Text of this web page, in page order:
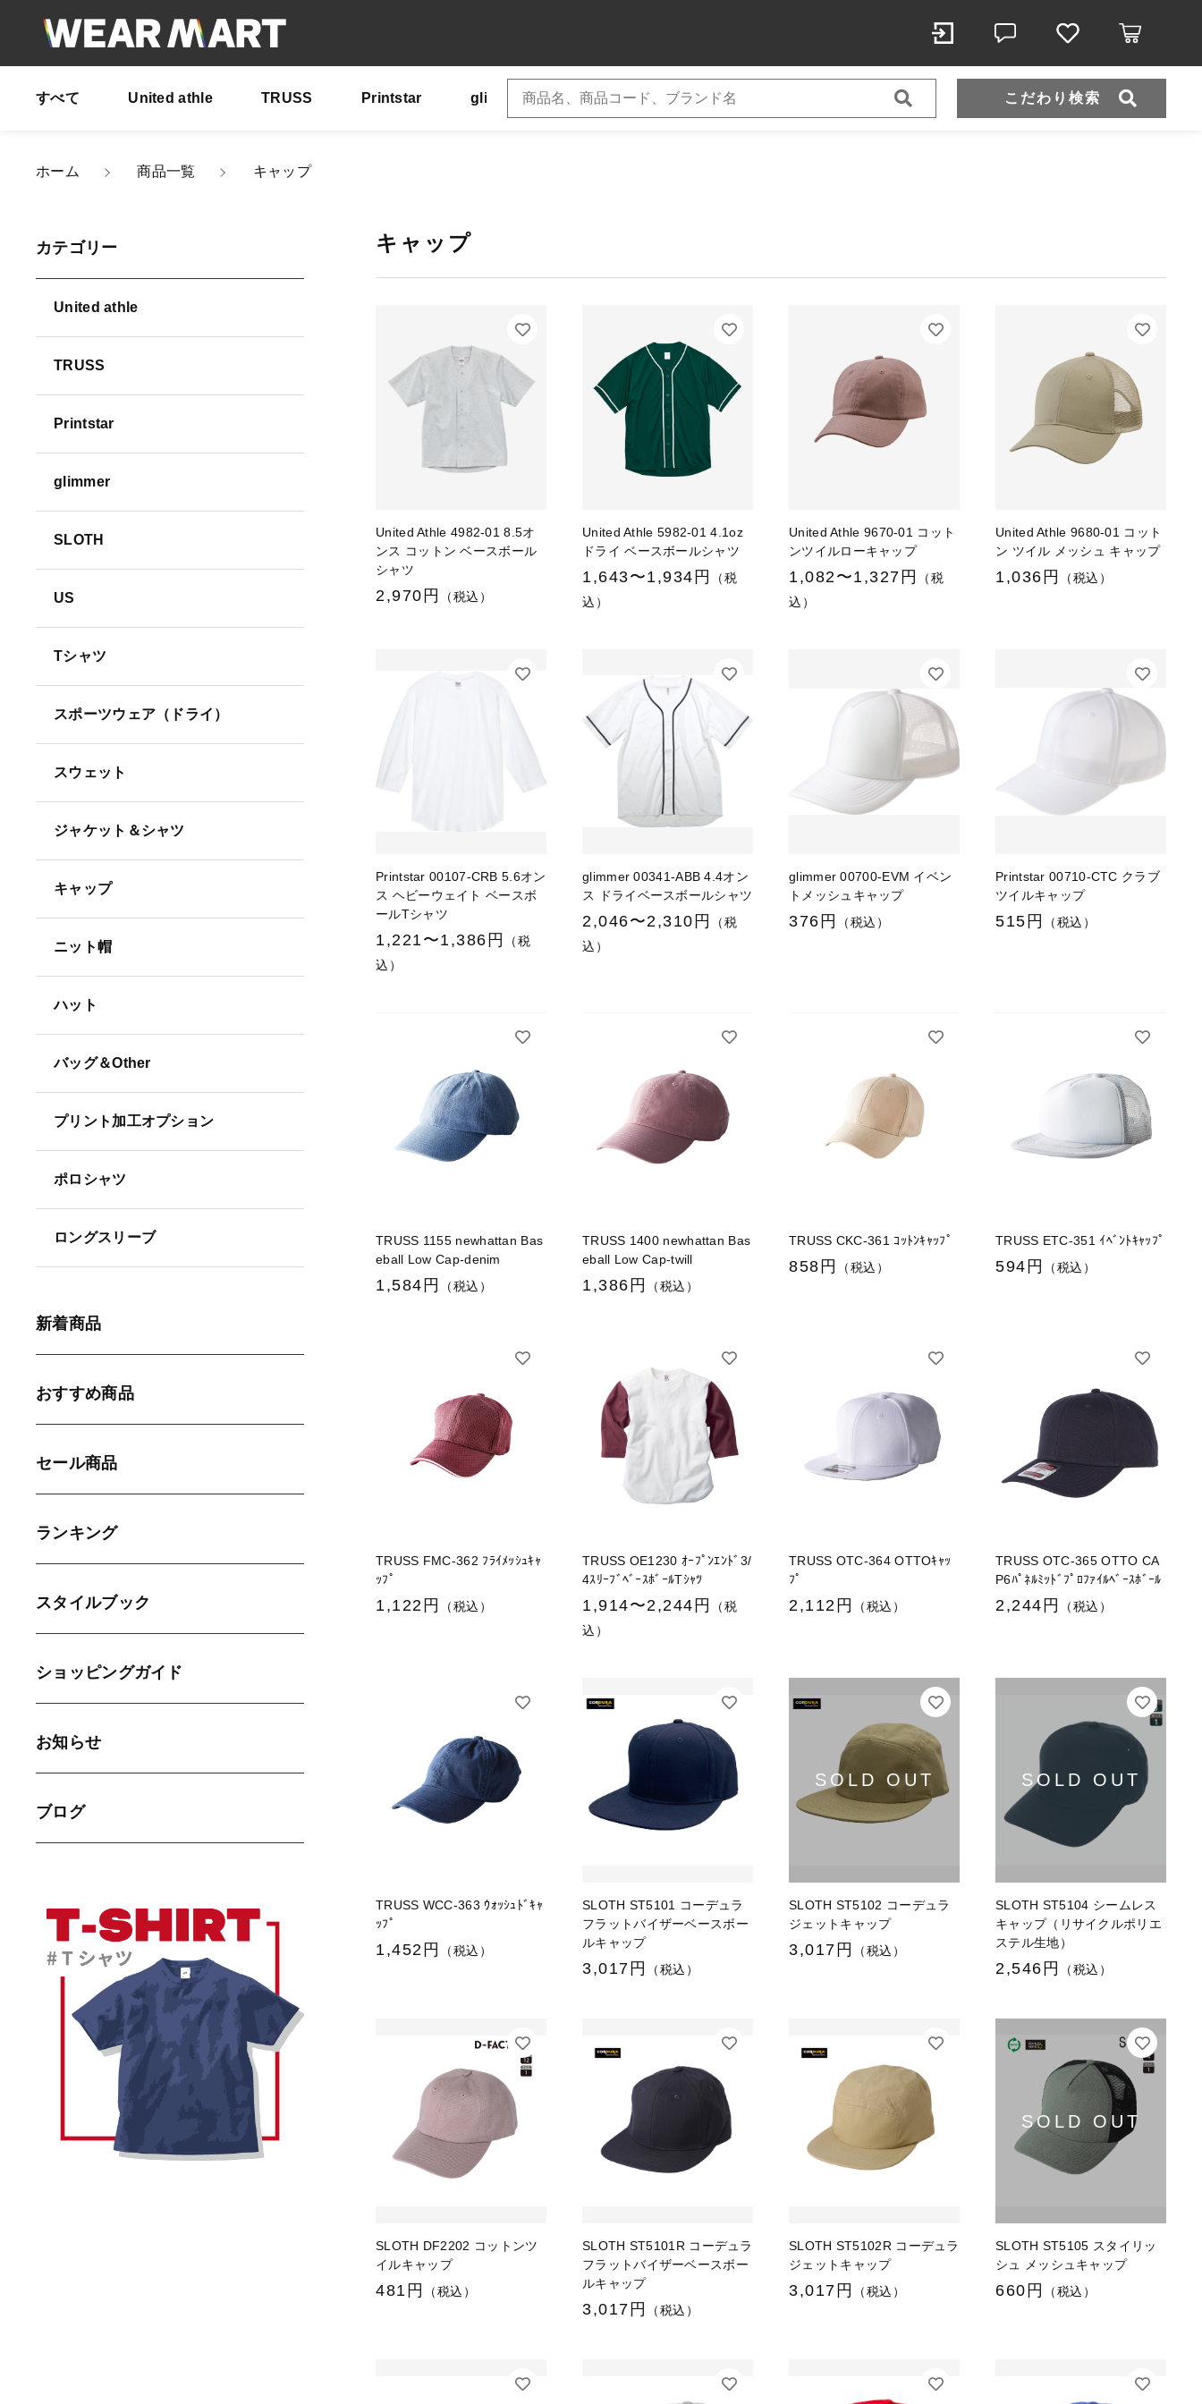
すべて United athle TRUSS Printstar glimmer SLOTH US スポーツウェア（ドライ） スウェット
こだわり検索
ホーム 商品一覧 キャップ
キャップ
United Athle 4982-01 8.5オ
ンス コットン ベースボール
シャツ
2,970円 （税込）
United Athle 5982-01 4.1oz
ドライ ベースボールシャツ
1,643〜1,934円
（税
込）
United Athle 9670-01 コット
ンツイルローキャップ
1,082〜1,327円
（税
込）
United Athle 9680-01 コット
ン ツイル メッシュ キャップ
1,036円 （税込）
Printstar 00107-CRB 5.6オン
ス ヘビーウェイト ベースボ
ールTシャツ
1,221〜1,386円
（税
込）
glimmer 00341-ABB 4.4オン
ス ドライベースボールシャツ
2,046〜2,310円
（税
込）
glimmer 00700-EVM イベン
トメッシュキャップ
376円 （税込）
Printstar 00710-CTC クラブ
ツイルキャップ
515円 （税込）
TRUSS 1155 newhattan Bas
eball Low Cap-denim
1,584円 （税込）
TRUSS 1400 newhattan Bas
eball Low Cap-twill
1,386円 （税込）
TRUSS CKC-361 ｺｯﾄﾝｷｬｯﾌﾟ
858円 （税込）
TRUSS ETC-351 ｲﾍﾞﾝﾄｷｬｯﾌﾟ
594円 （税込）
TRUSS FMC-362 ﾌﾗｲﾒｯｼｭｷｬ
ｯﾌﾟ
1,122円 （税込）
TRUSS OE1230 ｵｰﾌﾟﾝｴﾝﾄﾞ3/
4ｽﾘｰﾌﾞﾍﾞｰｽﾎﾞｰﾙTｼｬﾂ
1,914〜2,244円
（税
込）
TRUSS OTC-364 OTTOｷｬｯ
ﾌﾟ
2,112円 （税込）
TRUSS OTC-365 OTTO CA
P6ﾊﾟﾈﾙﾐｯﾄﾞﾌﾟﾛﾌｧｲﾙﾍﾞｰｽﾎﾞｰﾙ
2,244円 （税込）
TRUSS WCC-363 ｳｫｯｼｭﾄﾞｷｬ
ｯﾌﾟ
1,452円 （税込）
SLOTH ST5101 コーデュラ
フラットバイザーベースボー
ルキャップ
3,017円 （税込）
SLOTH ST5102 コーデュラ
ジェットキャップ
3,017円 （税込）
SLOTH ST5104 シームレス
キャップ（リサイクルポリエ
ステル生地）
2,546円 （税込）
SLOTH DF2202 コットンツ
イルキャップ
481円 （税込）
SLOTH ST5101R コーデュラ
フラットバイザーベースボー
ルキャップ
3,017円 （税込）
SLOTH ST5102R コーデュラ
ジェットキャップ
3,017円 （税込）
SLOTH ST5105 スタイリッ
シュ メッシュキャップ
660円 （税込）
カテゴリー
United athle
TRUSS
Printstar
glimmer
SLOTH
US
Tシャツ
スポーツウェア（ドライ）
スウェット
ジャケット＆シャツ
キャップ
ニット帽
ハット
バッグ＆Other
プリント加工オプション
ポロシャツ
ロングスリーブ
新着商品
おすすめ商品
セール商品
ランキング
スタイルブック
ショッピングガイド
お知らせ
ブログ
その他
在庫あり